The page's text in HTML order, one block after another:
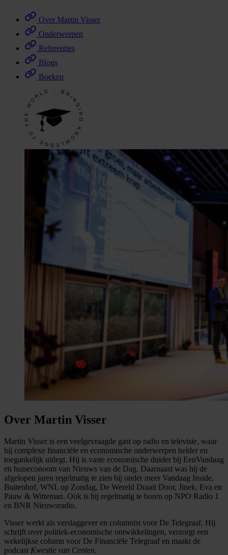
Over Martin Visser
Onderwerpen
Referenties
Blogs
Boeken
Over Martin Visser
Martin Visser is een veelgevraagde gast op radio en televisie, waar
hij complexe financiële en economische onderwerpen helder en
toegankelijk uitlegt. Hij is vaste economische duider bij EenVandaag
en huiseconoom van Nieuws van de Dag. Daarnaast was hij de
afgelopen jaren regelmatig te zien bij onder meer Vandaag Inside,
Buitenhof, WNL op Zondag, De Wereld Draait Door, Jinek, Eva en
Pauw & Witteman. Ook is hij regelmatig te horen op NPO Radio 1
en BNR Nieuwsradio.
Visser werkt als verslaggever en columnist voor De Telegraaf. Hij
schrijft over politiek-economische ontwikkelingen, verzorgt een
wekelijkse column voor De Financiële Telegraaf en maakt de
podcast Kwestie van Centen.